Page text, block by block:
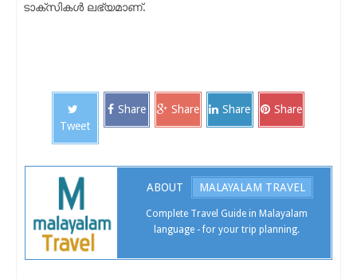
ടാക്‌സികൾ ലഭ്യമാണ്.
Tweet
Share Share Share Share
ABOUT MALAYALAM TRAVEL
Complete Travel Guide in Malayalam
language - for your trip planning.